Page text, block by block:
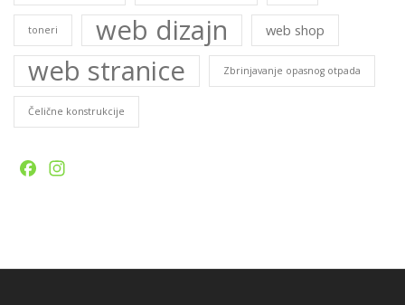
toneri web dizajn web shop
web stranice Zbrinjavanje opasnog otpada
Čelične konstrukcije
Facebook